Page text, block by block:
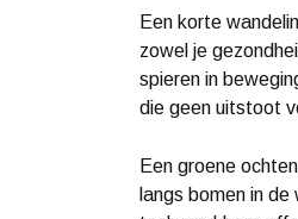
Een korte
zowel je
spieren in
die geen uitstoot
Een groene
langs bomen in